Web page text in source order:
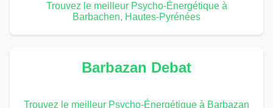
Trouvez le meilleur Psycho-Énergétique à
Barbachen, Hautes-Pyrénées
Barbazan Debat
Trouvez le meilleur Psycho-Énergétique à Barbazan